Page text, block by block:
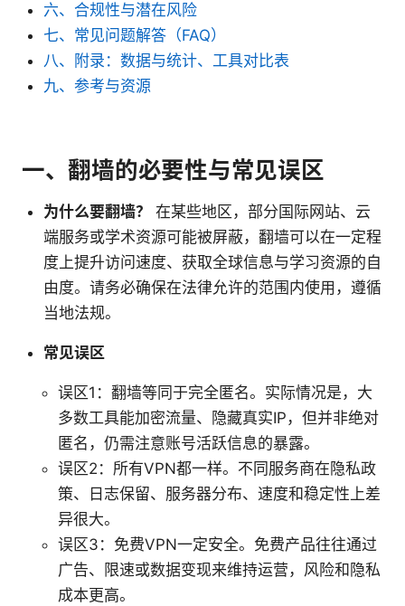
六、合规性与潜在风险
七、常见问题解答（FAQ）
八、附录：数据与统计、工具对比表
九、参考与资源
一、翻墙的必要性与常见误区
为什么要翻墙？
在某些地区，部分国际网站、云
端服务或学术资源可能被屏蔽，翻墙可以在一定程
度上提升访问速度、获取全球信息与学习资源的自
由度。请务必确保在法律允许的范围内使用，遵循
当地法规。
常见误区
误区1：翻墙等同于完全匿名。实际情况是，大
多数工具能加密流量、隐藏真实IP，但并非绝对
匿名，仍需注意账号活跃信息的暴露。
误区2：所有VPN都一样。不同服务商在隐私政
策、日志保留、服务器分布、速度和稳定性上差
异很大。
误区3：免费VPN一定安全。免费产品往往通过
广告、限速或数据变现来维持运营，风险和隐私
成本更高。